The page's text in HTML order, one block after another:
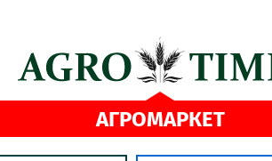
АГРОМАРКЕТ